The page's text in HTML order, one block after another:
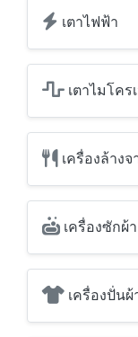
เตาไฟฟ้า
เตาไมโคร
เครื่องล้างจ
เครื่องซักผ้า
เครื่องปั่นผ้